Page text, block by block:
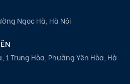
Ngọc Hà, Hà Nội
1 Trung Hòa, Phường Yên Hòa, Hà